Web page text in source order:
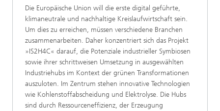
Die Europäische Union will die erste digital geführte,
klimaneutrale und nachhaltige Kreislaufwirtschaft sein.
Um dies zu erreichen, müssen verschiedene Branchen
zusammenarbeiten. Daher konzentriert sich das Projekt
»IS2H4C« darauf, die Potenziale industrieller Symbiosen
sowie ihrer schrittweisen Umsetzung in ausgewählten
Industriehubs im Kontext der grünen Transformationen
auszuloten. Im Zentrum stehen innovative Technologien
wie Kohlenstoffabscheidung und Elektrolyse. Die Hubs
sind durch Ressourceneffizienz, der Erzeugung